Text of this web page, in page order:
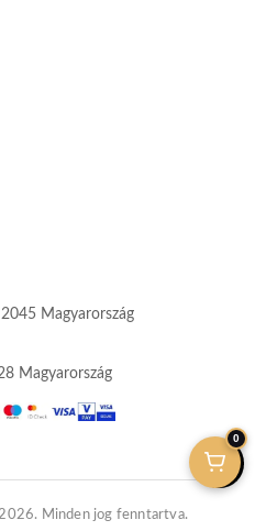
Magyarország
Magyarország
Minden jog fenntartva.
0